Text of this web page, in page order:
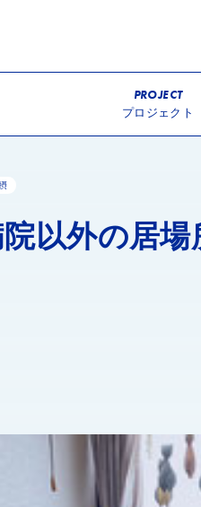
PROJECT
プロジェクト
以外の居